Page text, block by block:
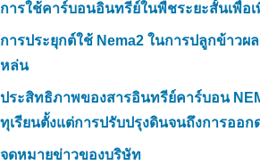
การใช้คาร์บอนอินทรีย์ในพืชระยะสั้นเพื่อ
การประยุกต์ใช้ Nema2 ในการปลูกข้าวผ
หล่น
ประสิทธิภาพของสารอินทรีย์คาร์บอน
ทุเรียนตั้งแต่การปรับปรุงดินจนถึงการออ
จดหมายข่าวของบริษัท